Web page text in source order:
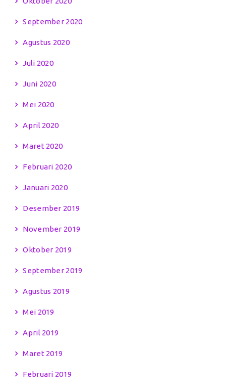
September 2020
Agustus 2020
Juli 2020
Juni 2020
Mei 2020
April 2020
Maret 2020
Februari 2020
Januari 2020
Desember 2019
November 2019
Oktober 2019
September 2019
Agustus 2019
Mei 2019
April 2019
Maret 2019
Februari 2019